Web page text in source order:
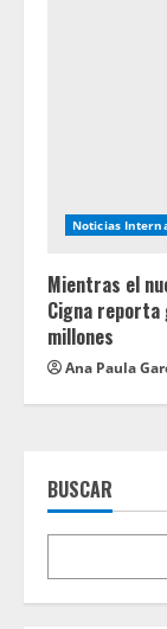
Noticias
Mientras el
Cigna
millones
Ana Paula
BUSCAR